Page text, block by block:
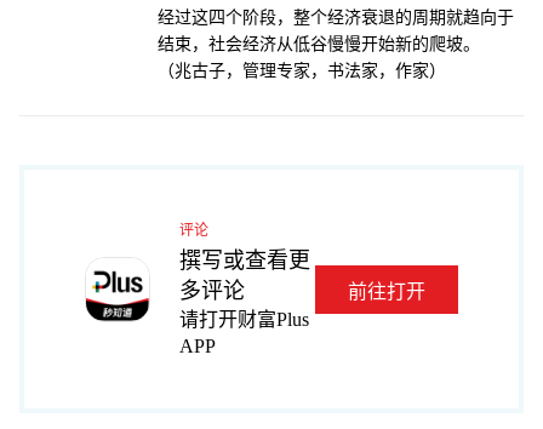
经过这四个阶段，整个经济衰退的周期就趋向于
结束，社会经济从低谷慢慢开始新的爬坡。
（兆古子，管理专家，书法家，作家）
评论
撰写或查看更
多评论
请打开财富Plus
APP
前往打开